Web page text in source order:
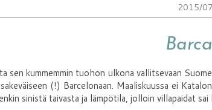
2015/
Barca
sen kummemmin tuohon ulkona vallitsevaan
(!) Barcelonaan. Maaliskuussa ei
sinistä taivasta ja lämpötila, jolloin villapaidat sai